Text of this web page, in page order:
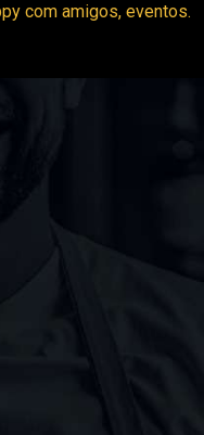
com amigos, eventos.